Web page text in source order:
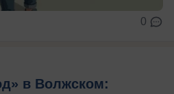
0
в Волжском: